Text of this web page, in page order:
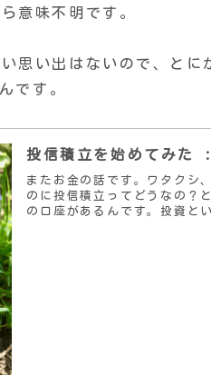
意味不明です。
思い出はないので、とに
です。
投信積立を始めてみた
またお金の話です。ワタクシ
のに投信積立ってどうなの？
の口座があるんです。投資と